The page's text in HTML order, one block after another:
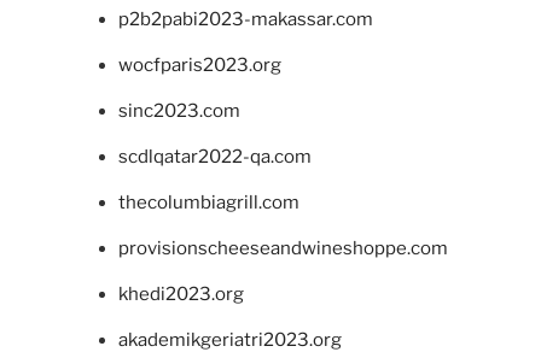
p2b2pabi2023-makassar.com
wocfparis2023.org
sinc2023.com
scdlqatar2022-qa.com
thecolumbiagrill.com
provisionscheeseandwineshoppe.com
khedi2023.org
akademikgeriatri2023.org